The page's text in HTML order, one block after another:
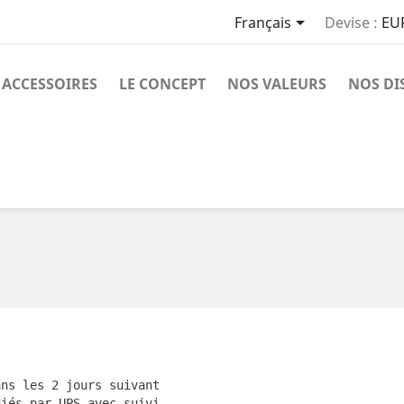
Français Devise :
ACCESSOIRES LE CONCEPT NOS VALEURS NOS
les 2 jours suivant